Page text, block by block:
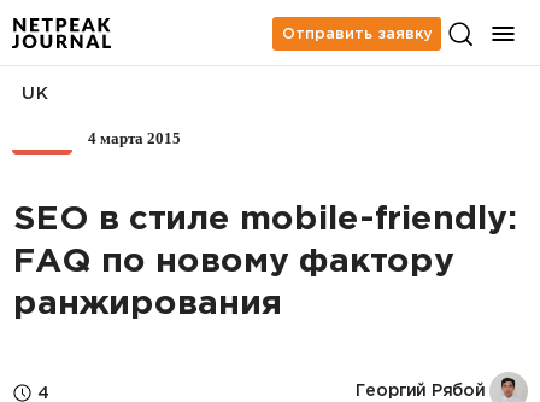
Отправить заявку
4 марта 2015
UK
SEO в стиле mobile-friendly:
FAQ по новому фактору
ранжирования
4 Георгий Рябой